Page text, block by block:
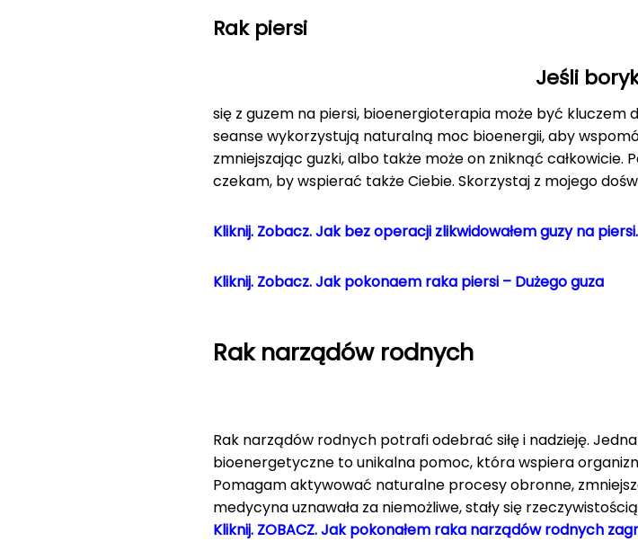
Rak piersi
Jeśli
się z guzem na piersi, bioenergioterapia może być kluczem
seanse wykorzystują naturalną moc bioenergii, aby
zmniejszając guzki, albo także może on zniknąć
czekam, by wspierać także Ciebie. Skorzystaj z mojego
Kliknij. Zobacz. Jak bez operacji zlikwidowałem guzy na
Kliknij. Zobacz.Jak pokonaem raka piersi – Dużego guza
Rak narządów rodnych
Rak narządów rodnych potrafi odebrać siłę i nadzieję.
bioenergetyczne to unikalna pomoc, która wspiera
Pomagam aktywować naturalne procesy obronne,
medycyna uznawała za niemożliwe, stały się
Kliknij. ZOBACZ. Jak pokonałem raka narządów rodnych